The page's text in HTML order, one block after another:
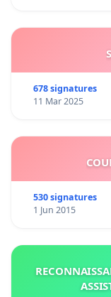
678 signatures
11 Mar 2025
530 signatures
1 Jun 2015